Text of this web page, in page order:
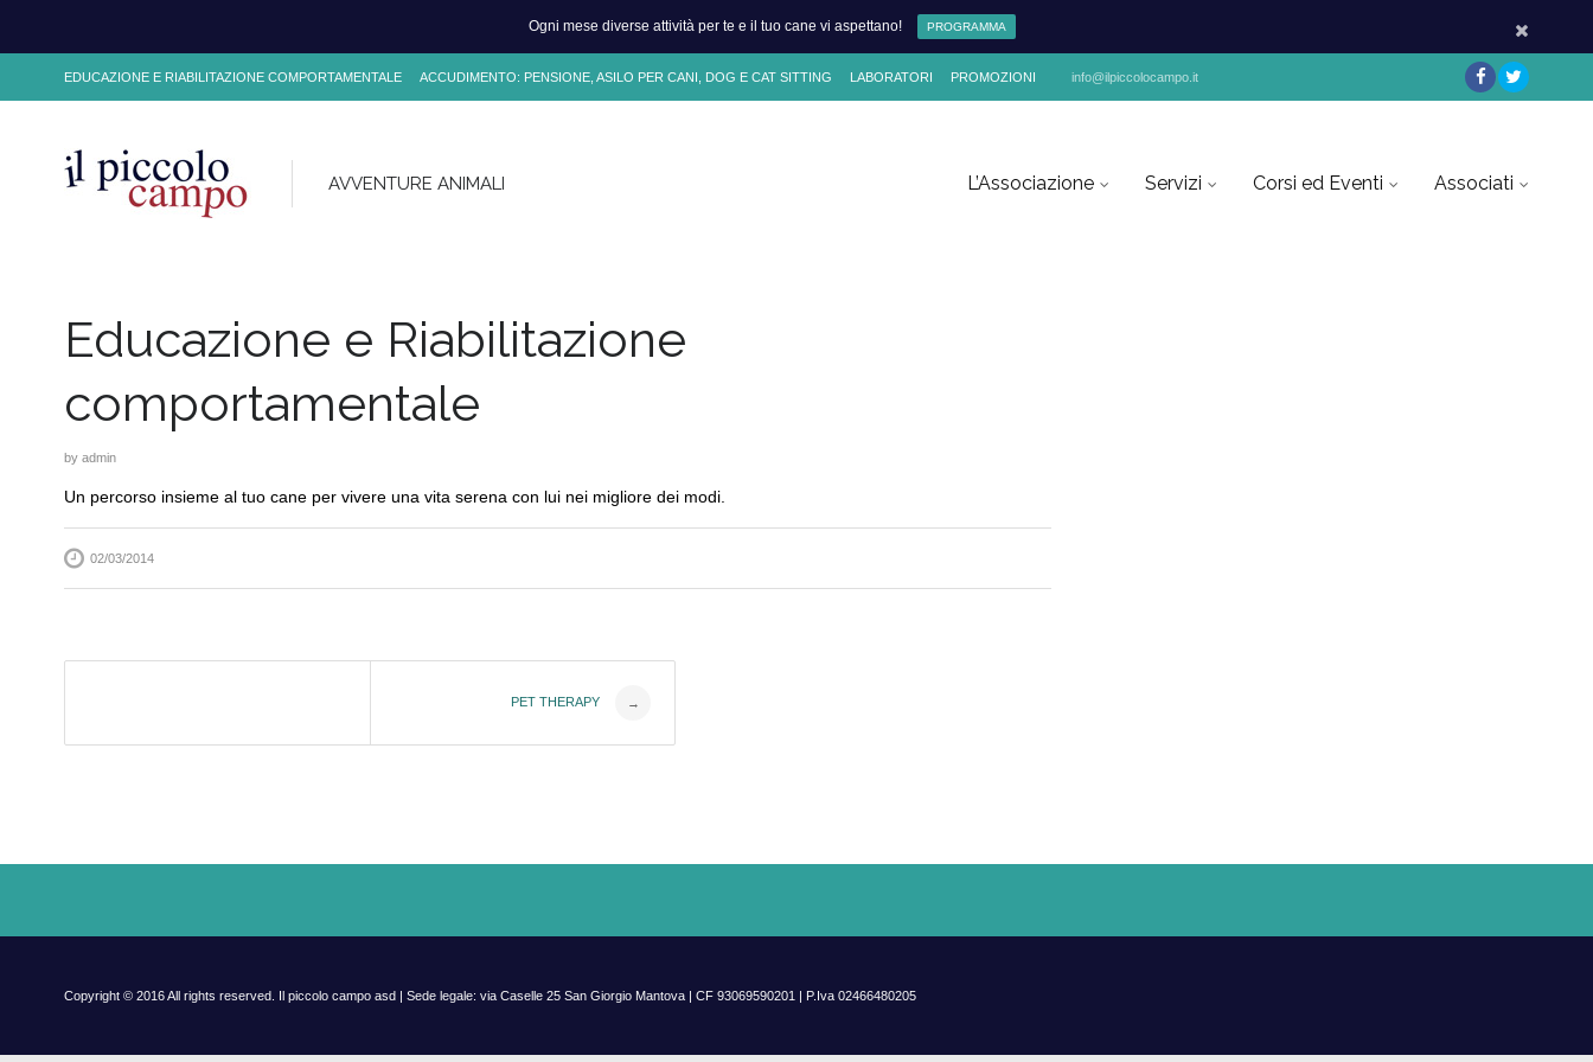
Ogni mese diverse attività per te e il tuo cane vi aspettano! PROGRAMMA
EDUCAZIONE E RIABILITAZIONE COMPORTAMENTALE ACCUDIMENTO: PENSIONE, ASILO PER CANI, DOG E CAT SITTING LABORATORI PROMOZIONI info@ilpiccolocampo.it
AVVENTURE ANIMALI L’Associazione Servizi Corsi ed Eventi Associati
Educazione e Riabilitazione
comportamentale
by admin
Un percorso insieme al tuo cane per vivere una vita serena con lui nei migliore dei modi.
02/03/2014
PET THERAPY →
Copyright © 2016 All rights reserved. Il piccolo campo asd | Sede legale: via Caselle 25 San Giorgio Mantova | CF 93069590201 | P.Iva 02466480205